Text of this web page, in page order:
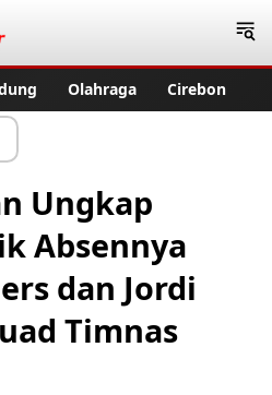
Olahraga Cirebon
Ungkap
Absennya
dan Jordi
Timnas